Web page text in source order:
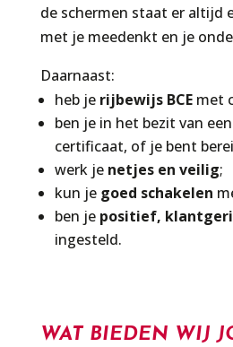
de schermen staat er altijd
met je meedenkt en je
Daarnaast:
heb je rijbewijs BCEmet
ben je in het bezit van een
certificaat, of je bent
werk je netjes en veilig;
kun je goed schakelen
ben je positief,
ingesteld.
WAT BIEDEN WIJ